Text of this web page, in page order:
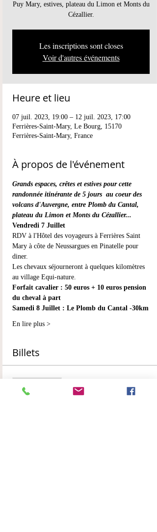
Puy Mary, estives, plateau du Limon et Monts du
Cézallier.
Les inscriptions sont closes
Voir d'autres événements
Heure et lieu
07 juil. 2023, 19:00 – 12 juil. 2023, 17:00
Ferrières-Saint-Mary, Le Bourg, 15170
Ferrières-Saint-Mary, France
À propos de l'événement
Grands espaces, crêtes et estives pour cette
randonnée itinérante de 5 jours  au coeur des
volcans d'Auvergne, entre Plomb du Cantal,
plateau du Limon et Monts du Cézallier...
Vendredi 7 Juillet
RDV à l'Hôtel des voyageurs à Ferrières Saint
Mary à côte de Neussargues en Pinatelle pour
diner.
Les chevaux séjourneront à quelques kilomètres
au village Equi-nature.
Forfait cavalier : 50 euros + 10 euros pension
du cheval à part
Samedi 8 Juillet : Le Plomb du Cantal -30km
En lire plus >
Billets